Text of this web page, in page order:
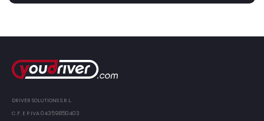
DRIVER SOLUTIONS S.R.L.
C.F. E P.IVA 04359850403